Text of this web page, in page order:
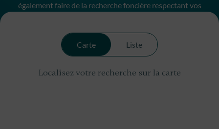
également faire de la recherche foncière respectant vos
Carte Liste
Localisez votre recherche sur la carte